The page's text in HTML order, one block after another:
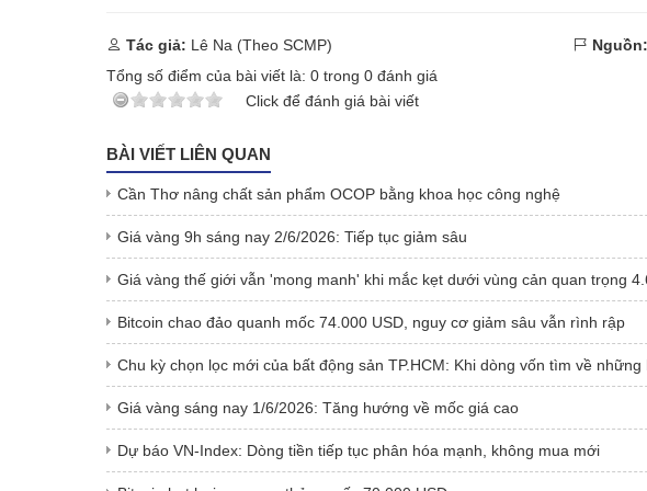
Tác giả: Lê Na (Theo SCMP) Nguồn:
Tổng số điểm của bài viết là: 0 trong 0 đánh giá
Click để đánh giá bài viết
BÀI VIẾT LIÊN QUAN
Cần Thơ nâng chất sản phẩm OCOP bằng khoa học công nghệ
Giá vàng 9h sáng nay 2/6/2026: Tiếp tục giảm sâu
Giá vàng thế giới vẫn 'mong manh' khi mắc kẹt dưới vùng cản quan trọng
Bitcoin chao đảo quanh mốc 74.000 USD, nguy cơ giảm sâu vẫn rình rập
Chu kỳ chọn lọc mới của bất động sản TP.HCM: Khi dòng vốn tìm về
Giá vàng sáng nay 1/6/2026: Tăng hướng về mốc giá cao
Dự báo VN-Index: Dòng tiền tiếp tục phân hóa mạnh, không mua mới